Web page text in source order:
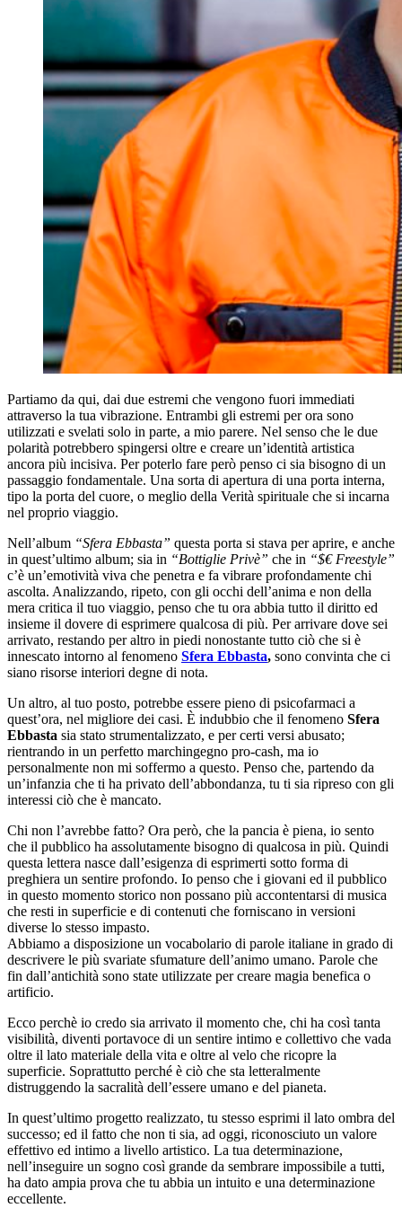
Partiamo da qui, dai due estremi che vengono fuori immediati
attraverso la tua vibrazione. Entrambi gli estremi per ora sono
utilizzati e svelati solo in parte, a mio parere. Nel senso che le due
polarità potrebbero spingersi oltre e creare un’identità artistica
ancora più incisiva. Per poterlo fare però penso ci sia bisogno di un
passaggio fondamentale. Una sorta di apertura di una porta interna,
tipo la porta del cuore, o meglio della Verità spirituale che si incarna
nel proprio viaggio.
Nell’album “Sfera Ebbasta” questa porta si stava per aprire, e anche
in quest’ultimo album; sia in “Bottiglie Privè” che in “$€ Freestyle”
c’è un’emotività viva che penetra e fa vibrare profondamente chi
ascolta. Analizzando, ripeto, con gli occhi dell’anima e non della
mera critica il tuo viaggio, penso che tu ora abbia tutto il diritto ed
insieme il dovere di esprimere qualcosa di più. Per arrivare dove sei
arrivato, restando per altro in piedi nonostante tutto ciò che si è
innescato intorno al fenomeno Sfera Ebbasta, sono convinta che ci
siano risorse interiori degne di nota.
Un altro, al tuo posto, potrebbe essere pieno di psicofarmaci a
quest’ora, nel migliore dei casi. È indubbio che il fenomeno Sfera
Ebbasta sia stato strumentalizzato, e per certi versi abusato;
rientrando in un perfetto marchingegno pro-cash, ma io
personalmente non mi soffermo a questo. Penso che, partendo da
un’infanzia che ti ha privato dell’abbondanza, tu ti sia ripreso con gli
interessi ciò che è mancato.
Chi non l’avrebbe fatto? Ora però, che la pancia è piena, io sento
che il pubblico ha assolutamente bisogno di qualcosa in più. Quindi
questa lettera nasce dall’esigenza di esprimerti sotto forma di
preghiera un sentire profondo. Io penso che i giovani ed il pubblico
in questo momento storico non possano più accontentarsi di musica
che resti in superficie e di contenuti che forniscano in versioni
diverse lo stesso impasto.
Abbiamo a disposizione un vocabolario di parole italiane in grado di
descrivere le più svariate sfumature dell’animo umano. Parole che
fin dall’antichità sono state utilizzate per creare magia benefica o
artificio.
Ecco perchè io credo sia arrivato il momento che, chi ha così tanta
visibilità, diventi portavoce di un sentire intimo e collettivo che vada
oltre il lato materiale della vita e oltre al velo che ricopre la
superficie. Soprattutto perché è ciò che sta letteralmente
distruggendo la sacralità dell’essere umano e del pianeta.
In quest’ultimo progetto realizzato, tu stesso esprimi il lato ombra del
successo; ed il fatto che non ti sia, ad oggi, riconosciuto un valore
effettivo ed intimo a livello artistico. La tua determinazione,
nell’inseguire un sogno così grande da sembrare impossibile a tutti,
ha dato ampia prova che tu abbia un intuito e una determinazione
eccellente.